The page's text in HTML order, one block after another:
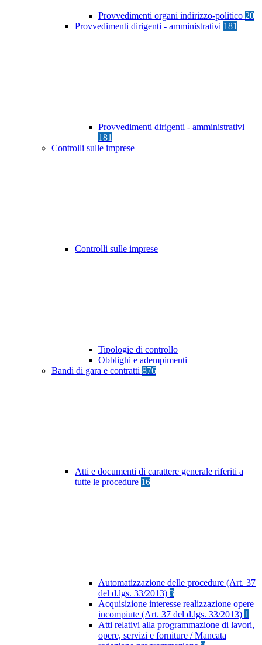
Provvedimenti organi indirizzo-politico 20
Provvedimenti dirigenti - amministrativi 181
Provvedimenti dirigenti - amministrativi
181
Controlli sulle imprese
Controlli sulle imprese
Tipologie di controllo
Obblighi e adempimenti
Bandi di gara e contratti 876
Atti e documenti di carattere generale riferiti a
tutte le procedure 16
Automatizzazione delle procedure (Art. 37
del d.lgs. 33/2013) 3
Acquisizione interesse realizzazione opere
incompiute (Art. 37 del d.lgs. 33/2013) 1
Atti relativi alla programmazione di lavori,
opere, servizi e forniture / Mancata